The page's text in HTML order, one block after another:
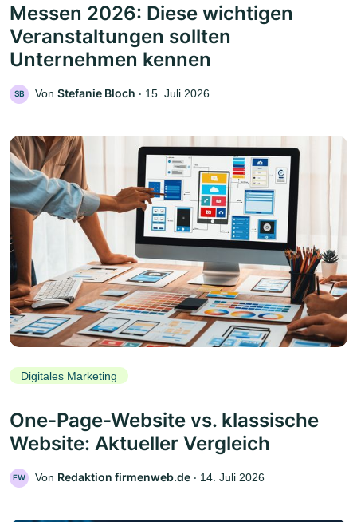
Messen 2026: Diese wichtigen
Veranstaltungen sollten
Unternehmen kennen
SB Von Stefanie Bloch ‧ 15. Juli 2026
Digitales Marketing
One-Page-Website vs. klassische
Website: Aktueller Vergleich
FW Von Redaktion firmenweb.de ‧ 14. Juli 2026